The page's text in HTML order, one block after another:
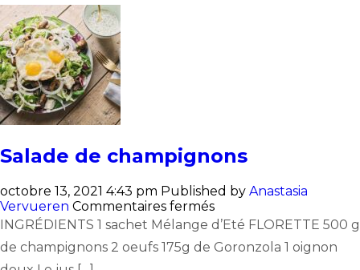
Salade de champignons
octobre 13, 2021 4:43 pm Published by Anastasia
Vervueren Commentaires ferméssur
Salade
champignons
INGRÉDIENTS 1 sachet Mélange d’Eté FLORETTE 500 g
de champignons 2 oeufs 175g de Goronzola 1 oignon